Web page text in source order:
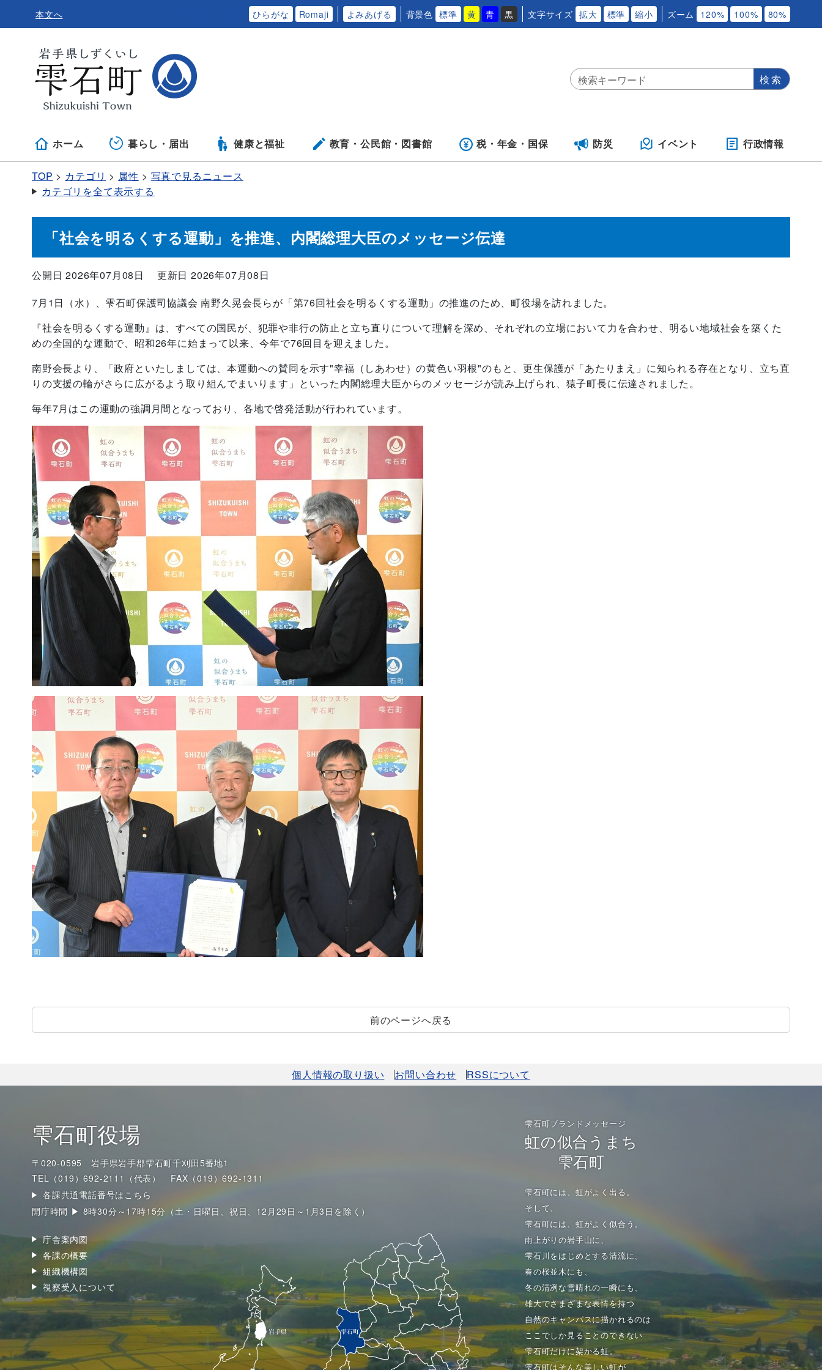
本文へ ひらがな Romaji よみあげる 背景色 標準 黄 青 黒 文字サイズ 拡大 標準 縮小 ズーム 120% 100% 80%
ホーム 暮らし・届出 健康と福祉 教育・公民館・ 図書館 税・年金・ 国保 防災 イベント 行政情報
TOP カテゴリ 属性
写真で見るニュース
カテゴリを全て表示する
「社会を明るくする運動」を推進、内閣総理大臣のメッセージ伝達
公開日 2026年07月08日
更新日 2026年07月08日
7月1日（水）、雫石町保護司協議会 南野久晃会長らが「第76回社会を明るくする運動」の推進のため、町役場を訪れました。
『社会を明るくする運動』は、すべての国民が、犯罪や非行の防止と立ち直りについて理解を深め、それぞれの立場において力を合わせ、明るい地域社会を築くた
めの全国的な運動で、昭和26年に始まって以来、今年で76回目を迎えました。
南野会長より、「政府といたしましては、本運動への賛同を示す"幸福（しあわせ）の黄色い羽根"のもと、更生保護が「あたりまえ」に知られる存在となり、立ち直
りの支援の輪がさらに広がるよう取り組んでまいります」といった内閣総理大臣からのメッセージが読み上げられ、猿子町長に伝達されました。
毎年7月はこの運動の強調月間となっており、各地で啓発活動が行われています。
前のページへ戻る
個人情報の取り扱い お問い合わせ RSSについて
雫石町役場
〒020-0595 岩手県岩手郡雫石町千刈田5番地1
TEL（019）692-2111（代表）
FAX（019）692-1311
各課共通電話番号はこちら
開庁時間 ▶ 8時30分～17時15分（土・日曜日、祝日、12月29日～1月3日を除く）
庁舎案内図
各課の概要
組織機構図
視察受入について
雫石町ブランドメッセージ
虹の似合うまち
雫石町
雫石町には、虹がよく出る。
そして、
雫石町には、虹がよく似合う。
雨上がりの岩手山に、
雫石川をはじめとする清流に、
春の桜並木にも、
冬の清冽な雪晴れの一瞬にも、
雄大でさまざまな表情を持つ
自然のキャンパスに描かれるのは
ここでしか見ることのできない
雫石町だけに架かる虹。
雫石町はそんな美しい虹が